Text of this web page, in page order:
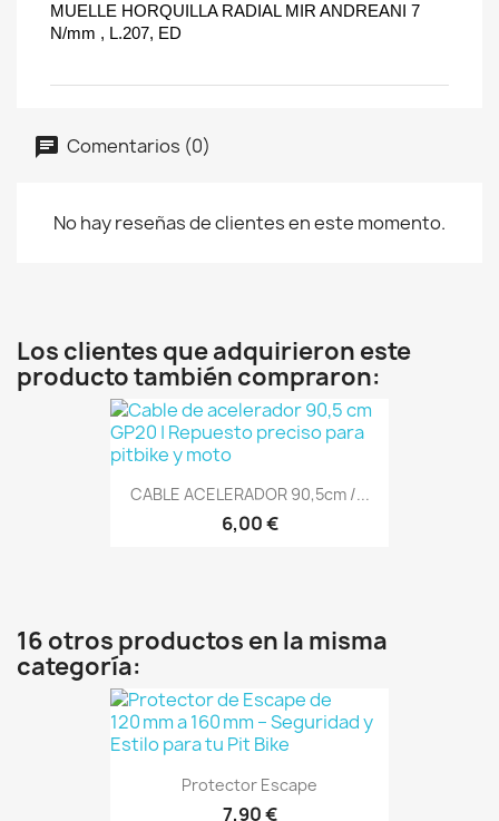
MUELLE HORQUILLA RADIAL MIR ANDREANI 7
N/mm , L.207, ED
Comentarios (0)
No hay reseñas de clientes en este momento.
Los clientes que adquirieron este
producto también compraron:
CABLE ACELERADOR 90,5cm /...
6,00 €
16 otros productos en la misma
categoría:
Protector Escape
7,90 €